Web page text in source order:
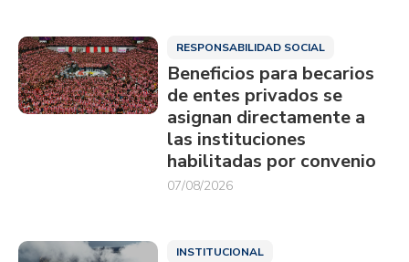
RESPONSABILIDAD SOCIAL
Beneficios para becarios
de entes privados se
asignan directamente a
las instituciones
habilitadas por convenio
07/08/2026
INSTITUCIONAL